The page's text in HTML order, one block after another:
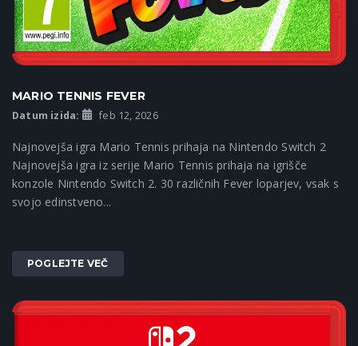
MARIO TENNIS FEVER
Datum izida: feb 12, 2026
Najnovejša igra Mario Tennis prihaja na Nintendo Switch 2
Najnovejša igra iz serije Mario Tennis prihaja na igrišče
konzole Nintendo Switch 2. 30 različnih Fever loparjev, vsak s
svojo edinstveno...
POGLEJTE VEČ